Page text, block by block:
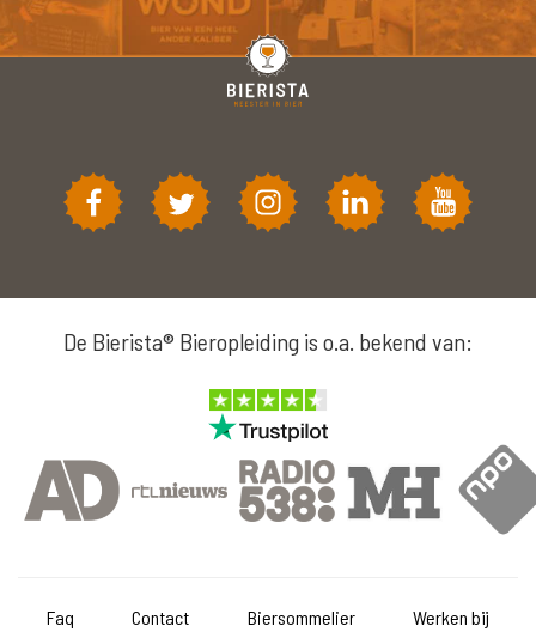
De Bierista® Bieropleiding is o.a. bekend van:
Faq Contact Biersommelier Werken bij